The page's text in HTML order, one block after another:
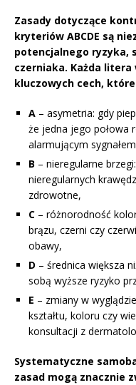
Zasady dotyczące
kryteriów ABCDE są
potencjalnego ryzyka,
czerniaka. Każda
kluczowych cech,
A – asymetria: gdy
że jedna jego połowa
alarmującym
B – nieregularne
nieregularnych
zdrowotne,
C – różnorodność
brązu, czerni czy
obawy,
D – średnica większa
sobą wyższe ryzyko
E – zmiany w
kształtu, koloru czy
konsultacji z
Systematyczne
zasad mogą znacznie